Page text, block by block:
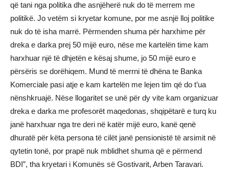
që tani nga politika dhe asnjëherë nuk do të merrem me
politikë. Jo vetëm si kryetar komune, por me asnjë lloj politike
nuk do të isha marrë. Përmenden shuma për harxhime për
dreka e darka prej 50 mijë euro, nëse me kartelën time kam
harxhuar një të dhjetën e kësaj shume, jo 50 mijë euro e
përsëris se dorëhiqem. Mund të merrni të dhëna te Banka
Komerciale pasi atje e kam kartelën me lejen tim që do t’ua
nënshkruajë. Nëse llogaritet se unë për dy vite kam organizuar
dreka e darka me profesorët maqedonas, shqipëtarë e turq ku
janë harxhuar nga tre deri në katër mijë euro, kanë qenë
dhuratë për këta persona të cilët janë pensionistë të arsimit në
qytetin tonë, por prapë nuk mblidhet shuma që e përmend
BDI”, tha kryetari i Komunës së Gostivarit, Arben Taravari.